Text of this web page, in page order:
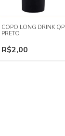
COPO LONG DRINK QP
PRETO
R$2,00